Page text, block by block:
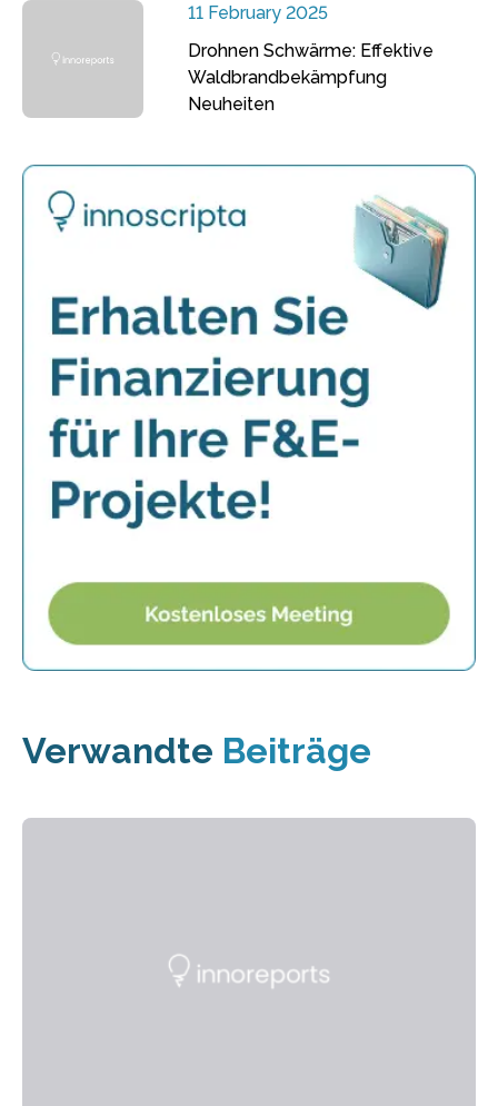
11 February 2025
Drohnen Schwärme: Effektive
Waldbrandbekämpfung
Neuheiten
Verwandte Beiträge